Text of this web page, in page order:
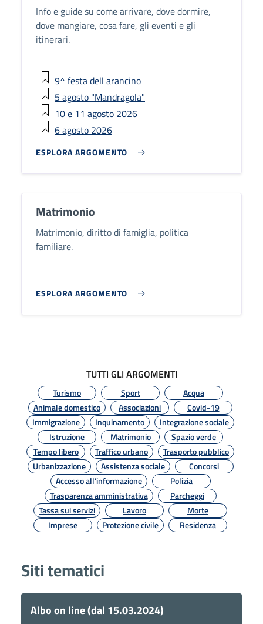
Info e guide su come arrivare, dove dormire,
dove mangiare, cosa fare, gli eventi e gli
itinerari.
9^ festa dell arancino
5 agosto "Mandragola"
10 e 11 agosto 2026
6 agosto 2026
ESPLORA ARGOMENTO
Matrimonio
Matrimonio, diritto di famiglia, politica
familiare.
ESPLORA ARGOMENTO
TUTTI GLI ARGOMENTI
Turismo Sport
Acqua
Animale domestico
Associazioni
Covid-19
Immigrazione
Inquinamento
Integrazione sociale
Istruzione
Matrimonio
Spazio verde
Tempo libero
Traffico urbano
Trasporto pubblico
Urbanizzazione
Assistenza sociale
Concorsi
Accesso all'informazione
Polizia
Trasparenza amministrativa
Parcheggi
Tassa sui servizi
Lavoro
Morte
Imprese
Protezione civile Residenza
Siti tematici
Albo on line (dal 15.03.2024)